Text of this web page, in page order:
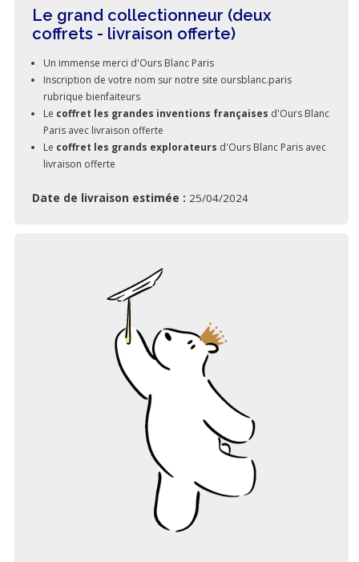
Le grand collectionneur (deux
coffrets - livraison offerte)
Un immense merci d'Ours Blanc Paris
Inscription de votre nom sur notre site oursblanc.paris
rubrique bienfaiteurs
Le coffret les grandes inventions françaises d'Ours Blanc
Paris avec livraison offerte
Le coffret les grands explorateurs d'Ours Blanc Paris avec
livraison offerte
Date de livraison estimée : 25/04/2024